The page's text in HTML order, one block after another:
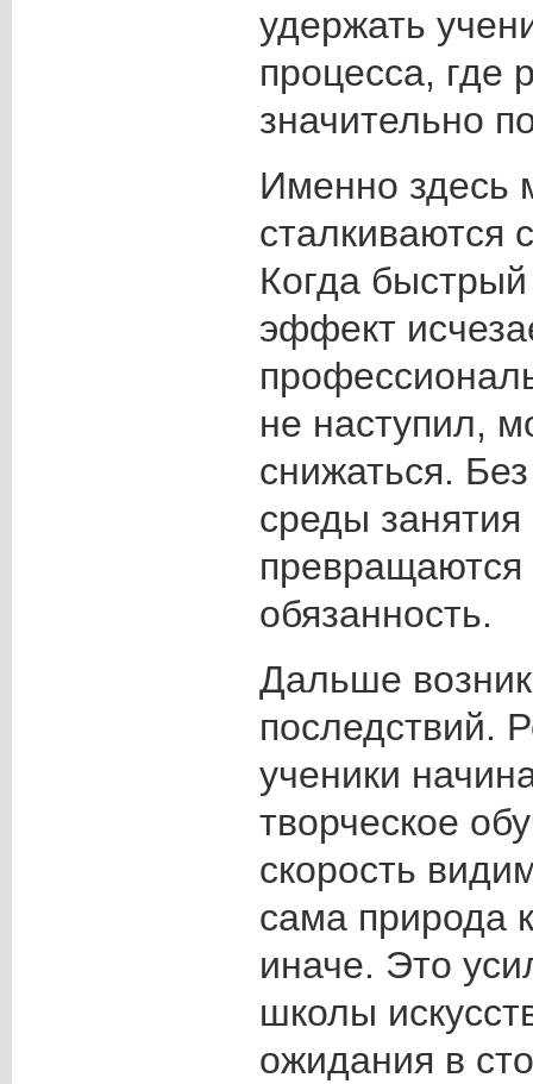
удержать
процесса, где
значительно
Именно здесь
сталкиваются
Когда
эффект
не наступил,
снижаться.
среды занятия
обязанность.
Дальше
последствий.
ученики
творческое
скорость
сама природа
иначе. Это
школы
ожидания в